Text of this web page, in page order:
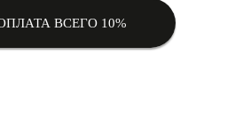
ВСЕГО 10%